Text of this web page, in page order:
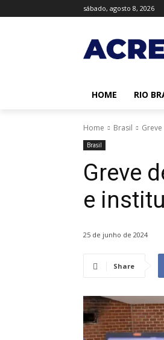
sábado, agosto 8, 2026
HOME RIO
Home Brasil
Brasil
Greve
e
25 de junho de 2024
Share